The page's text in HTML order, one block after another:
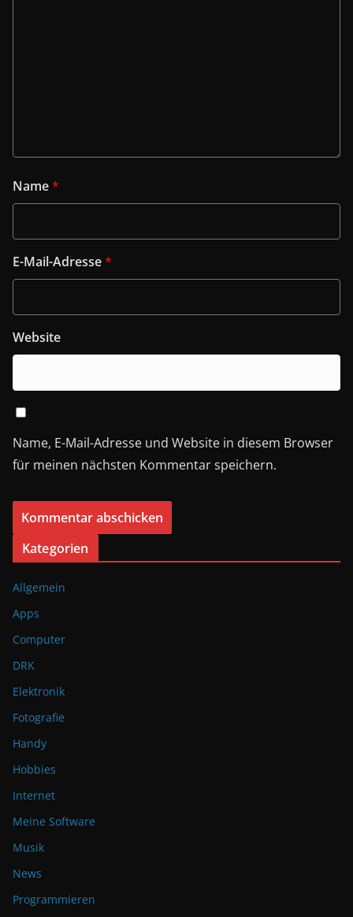
Name*
E-Mail-Adresse*
Website
Name, E-Mail-Adresse und Website in diesem Browser
für meinen nächsten Kommentar speichern.
l
t
e
r
t
i
v
e
:
Kategorien
Allgemein
Apps
Computer
DRK
Elektronik
Fotografie
Handy
Hobbies
Internet
Meine Software
Musik
News
Programmieren